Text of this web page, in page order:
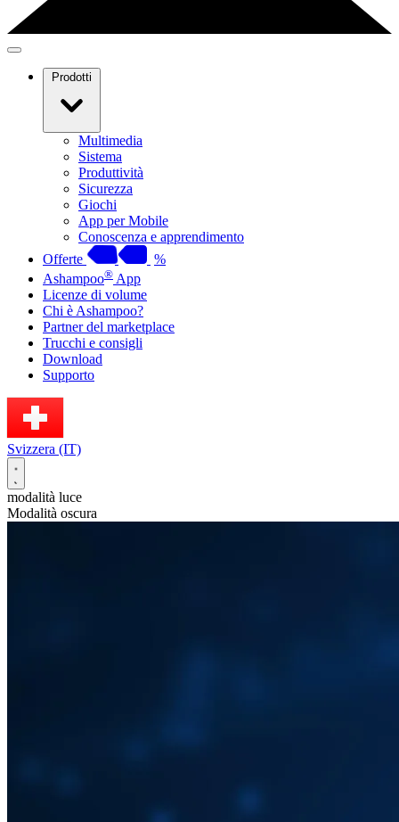
Prodotti
Multimedia
Sistema
Produttività
Sicurezza
Giochi
App per Mobile
Conoscenza e apprendimento
Offerte
%
Ashampoo® App
Licenze di volume
Chi è Ashampoo?
Partner del marketplace
Trucchi e consigli
Download
Supporto
Svizzera (IT)
modalità luce
Modalità oscura